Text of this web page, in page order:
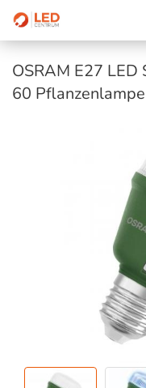
OSRAM E27
60 Pflanzenlampe